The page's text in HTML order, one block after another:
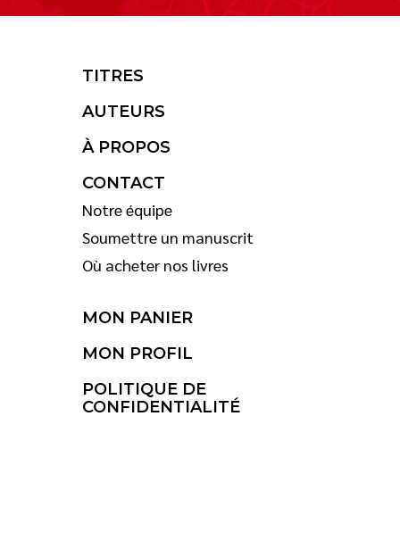
TITRES
AUTEURS
À PROPOS
CONTACT
Notre équipe
Soumettre un manuscrit
Où acheter nos livres
MON PANIER
MON PROFIL
POLITIQUE DE
CONFIDENTIALITÉ